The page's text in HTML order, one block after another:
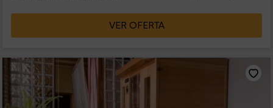
VER OFERTA